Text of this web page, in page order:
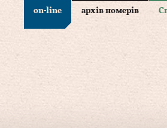
on-line архів номерів